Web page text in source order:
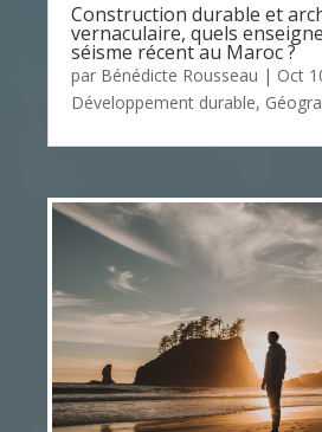
Construction durable et
vernaculaire, quels
séisme récent au Maroc ?
par Bénédicte Rousseau | Oct
Développement durable,